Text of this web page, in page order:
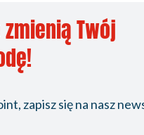
Twój
zapisz się na nasz